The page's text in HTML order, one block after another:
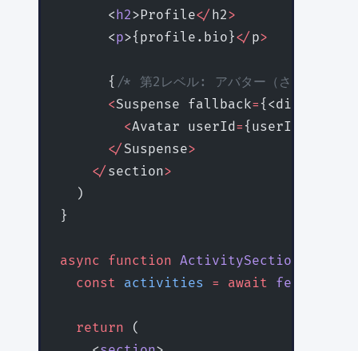
      <
h2>Profile</ h2>
      <
p>{profile.bio}</ p>
      {
/* 第2レベル: アバター（さらに遅延
      <
Suspense fallback=
        <
Avatar userId= {userId}
      </
Suspense>
    </
section>
  )
}
async function ActivitySection
  const
activities = await
  return
(